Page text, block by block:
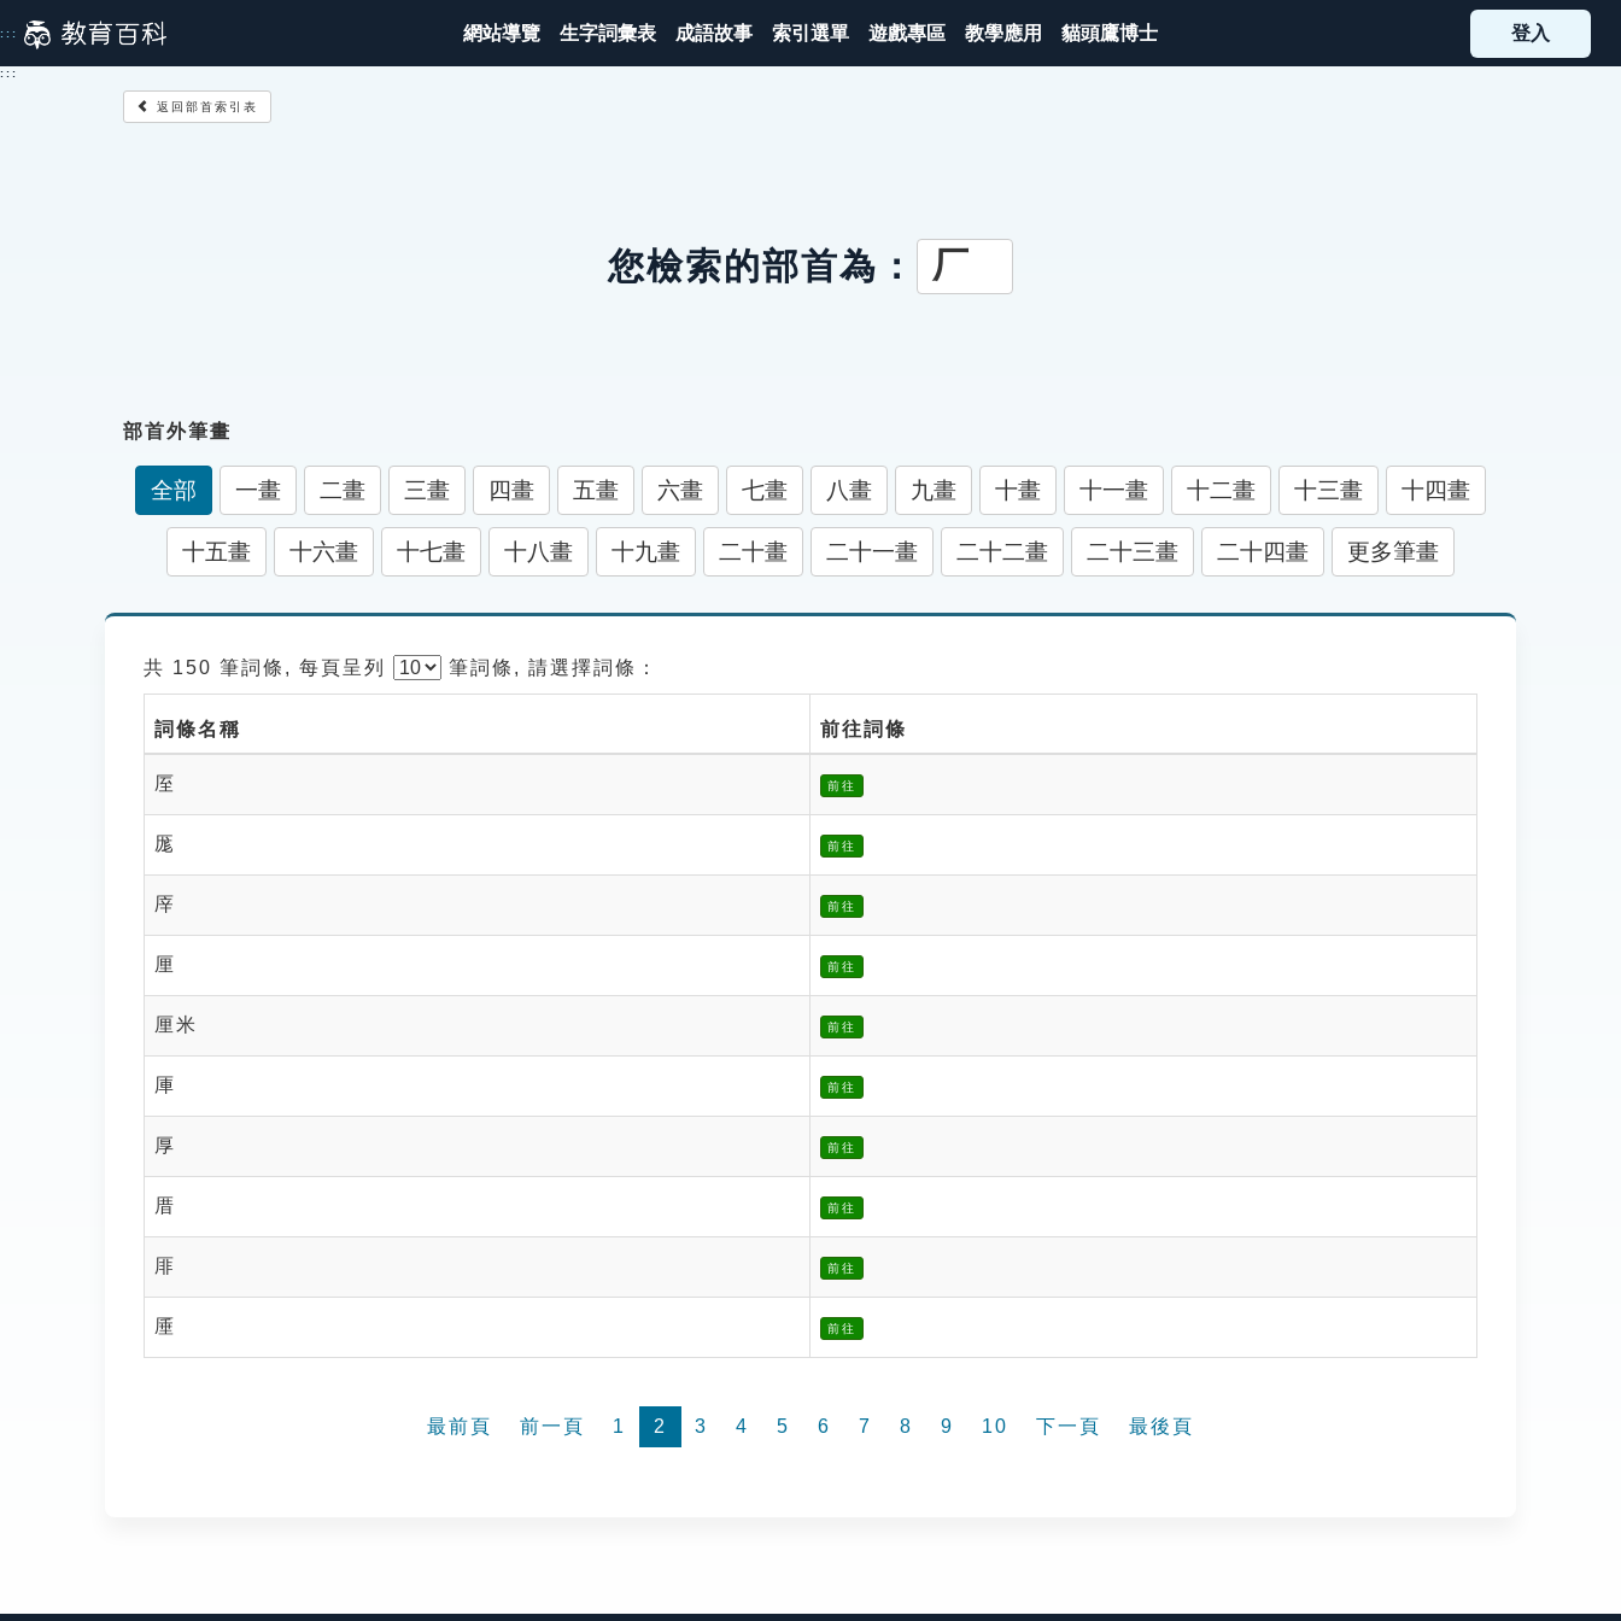
到
主
::: 網站導覽 生字詞彙表 成語故事 索引選單 遊戲專區 教學應用 貓頭鷹博士 登入
:::
返回部首索引表
您檢索的部首為： 厂
部首外筆畫
全部 一畫 二畫 三畫 四畫 五畫 六畫 七畫 八畫 九畫 十畫 十一畫 十二畫 十三畫 十四畫
十五畫 十六畫 十七畫 十八畫 十九畫 二十畫 二十一畫 二十二畫 二十三畫 二十四畫 更多筆畫
共 150 筆詞條, 每頁呈列 筆詞條, 請選擇詞條：
詞條名稱 前往詞條
厔 前往
厖 前往
厗 前往
厘 前往
厘米 前往
厙 前往
厚 前往
厝 前往
厞 前往
厜 前往
最前頁 前一頁 1 2 3 4 5 6 7 8 9 10 下一頁 最後頁